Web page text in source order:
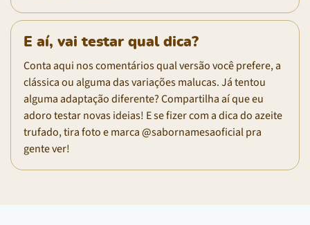
E aí, vai testar qual dica?
Conta aqui nos comentários qual versão você prefere, a
clássica ou alguma das variações malucas. Já tentou
alguma adaptação diferente? Compartilha aí que eu
adoro testar novas ideias! E se fizer com a dica do azeite
trufado, tira foto e marca @sabornamesaoficial pra
gente ver!